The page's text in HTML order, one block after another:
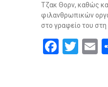
Τζακ Θορν, καθώς
φιλανθρωπικών
στο γραφείο του στη
F
T
E